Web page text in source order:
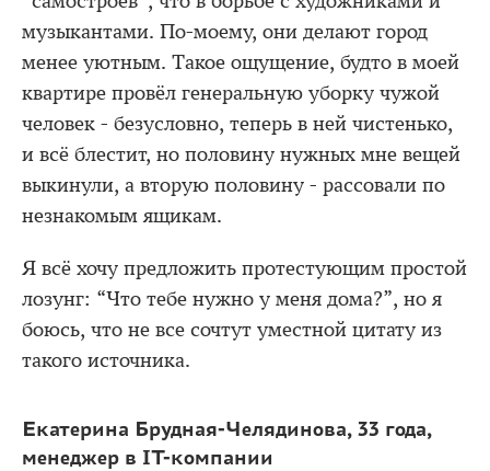
музыкантами. По-моему, они делают город
менее уютным. Такое ощущение, будто в моей
квартире провёл генеральную уборку чужой
человек - безусловно, теперь в ней чистенько,
и всё блестит, но половину нужных мне вещей
выкинули, а вторую половину - рассовали по
незнакомым ящикам.
Я всё хочу предложить протестующим простой
лозунг: “Что тебе нужно у меня дома?”, но я
боюсь, что не все сочтут уместной цитату из
такого источника.
Екатерина Брудная-Челядинова, 33 года,
менеджер в IT-компании